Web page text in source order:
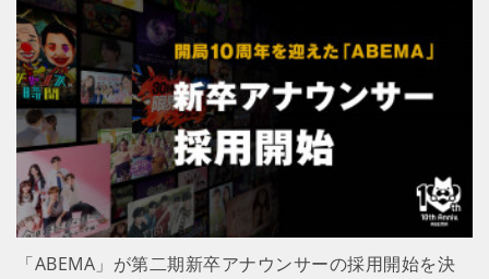
「ABEMA」が第二期新卒アナウンサーの採用開始を決